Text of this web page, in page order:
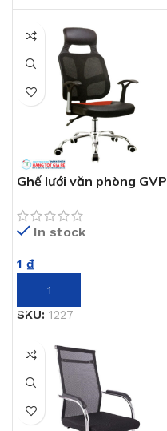
Ghế lưới văn phòng GVP
In stock
1 ₫
THÊM VÀO GIỎ HÀNG
SKU: 1227